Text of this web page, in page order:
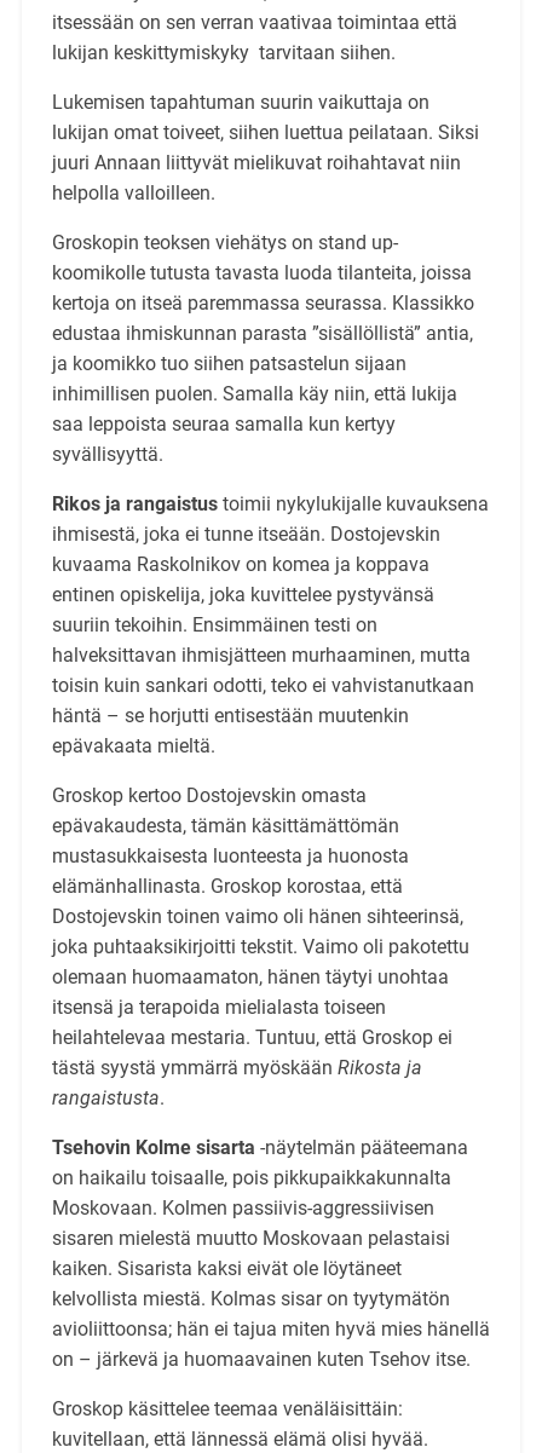
itsessään on sen verran vaativaa toimintaa että
lukijan keskittymiskyky tarvitaan siihen.
Lukemisen tapahtuman suurin vaikuttaja on
lukijan omat toiveet, siihen luettua peilataan. Siksi
juuri Annaan liittyvät mielikuvat roihahtavat niin
helpolla valloilleen.
Groskopin teoksen viehätys on stand up-
koomikolle tutusta tavasta luoda tilanteita, joissa
kertoja on itseä paremmassa seurassa. Klassikko
edustaa ihmiskunnan parasta ”sisällöllistä” antia,
ja koomikko tuo siihen patsastelun sijaan
inhimillisen puolen. Samalla käy niin, että lukija
saa leppoista seuraa samalla kun kertyy
syvällisyyttä.
Rikos ja rangaistustoimii nykylukijalle kuvauksena
ihmisestä, joka ei tunne itseään. Dostojevskin
kuvaama Raskolnikov on komea ja koppava
entinen opiskelija, joka kuvittelee pystyvänsä
suuriin tekoihin. Ensimmäinen testi on
halveksittavan ihmisjätteen murhaaminen, mutta
toisin kuin sankari odotti, teko ei vahvistanutkaan
häntä – se horjutti entisestään muutenkin
epävakaata mieltä.
Groskop kertoo Dostojevskin omasta
epävakaudesta, tämän käsittämättömän
mustasukkaisesta luonteesta ja huonosta
elämänhallinasta. Groskop korostaa, että
Dostojevskin toinen vaimo oli hänen sihteerinsä,
joka puhtaaksikirjoitti tekstit. Vaimo oli pakotettu
olemaan huomaamaton, hänen täytyi unohtaa
itsensä ja terapoida mielialasta toiseen
heilahtelevaa mestaria. Tuntuu, että Groskop ei
tästä syystä ymmärrä myöskään Rikosta ja
rangaistusta.
Tsehovin Kolme sisarta -näytelmän pääteemana
on haikailu toisaalle, pois pikkupaikkakunnalta
Moskovaan. Kolmen passiivis-aggressiivisen
sisaren mielestä muutto Moskovaan pelastaisi
kaiken. Sisarista kaksi eivät ole löytäneet
kelvollista miestä. Kolmas sisar on tyytymätön
avioliittoonsa; hän ei tajua miten hyvä mies hänellä
on – järkevä ja huomaavainen kuten Tsehov itse.
Groskop käsittelee teemaa venäläisittäin:
kuvitellaan, että lännessä elämä olisi hyvää.